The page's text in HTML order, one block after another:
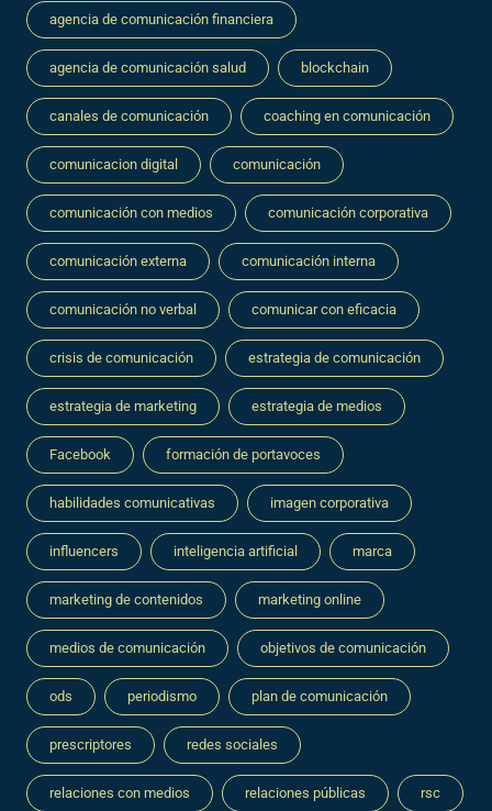
agencia de comunicación financiera
agencia de comunicación salud blockchain
canales de comunicación coaching en comunicación
comunicacion digital comunicación
comunicación con medios comunicación corporativa
comunicación externa comunicación interna
comunicación no verbal comunicar con eficacia
crisis de comunicación estrategia de comunicación
estrategia de marketing estrategia de medios
Facebook formación de portavoces
habilidades comunicativas imagen corporativa
influencers inteligencia artificial marca
marketing de contenidos marketing online
medios de comunicación objetivos de comunicación
ods periodismo plan de comunicación
prescriptores redes sociales
relaciones con medios relaciones públicas rsc